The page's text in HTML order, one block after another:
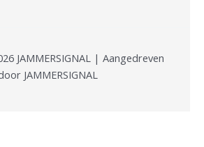
JAMMERSIGNAL | Aangedreven
JAMMERSIGNAL